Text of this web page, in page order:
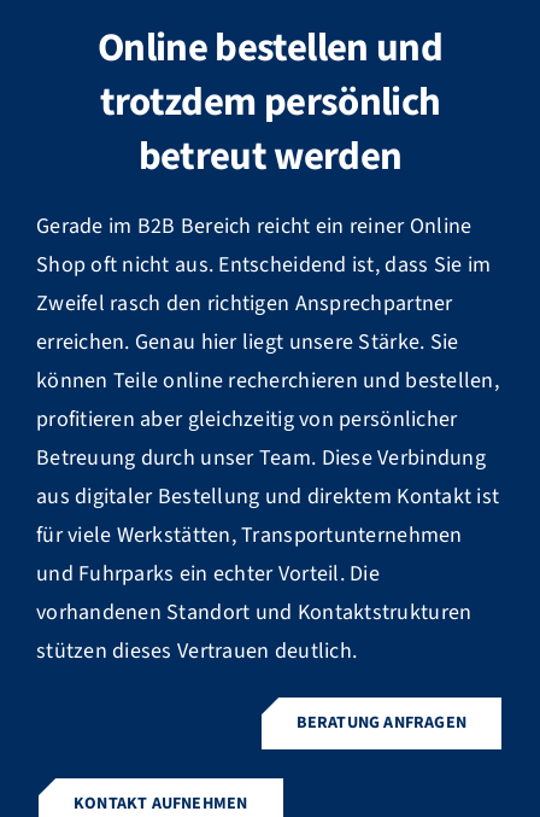
Online bestellen und
trotzdem persönlich
betreut werden
Gerade im B2B Bereich reicht ein reiner Online
Shop oft nicht aus. Entscheidend ist, dass Sie im
Zweifel rasch den richtigen Ansprechpartner
erreichen. Genau hier liegt unsere Stärke. Sie
können Teile online recherchieren und bestellen,
profitieren aber gleichzeitig von persönlicher
Betreuung durch unser Team. Diese Verbindung
aus digitaler Bestellung und direktem Kontakt ist
für viele Werkstätten, Transportunternehmen
und Fuhrparks ein echter Vorteil. Die
vorhandenen Standort und Kontaktstrukturen
stützen dieses Vertrauen deutlich.
BERATUNG ANFRAGEN
KONTAKT AUFNEHMEN